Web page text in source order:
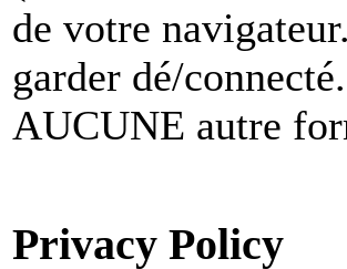
de votre
garder dé/
AUCUNE autre
Privacy Policy